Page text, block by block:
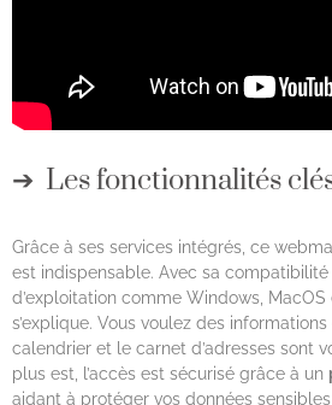
Les fonctionnalités
Grâce à ses services intégrés, ce
est indispensable. Avec sa
d’exploitation comme Windows,
s’explique. Vous voulez des
calendrier et le carnet d’adresses sont
plus est, l’accès est sécurisé grâce à un
aidant à protéger vos données